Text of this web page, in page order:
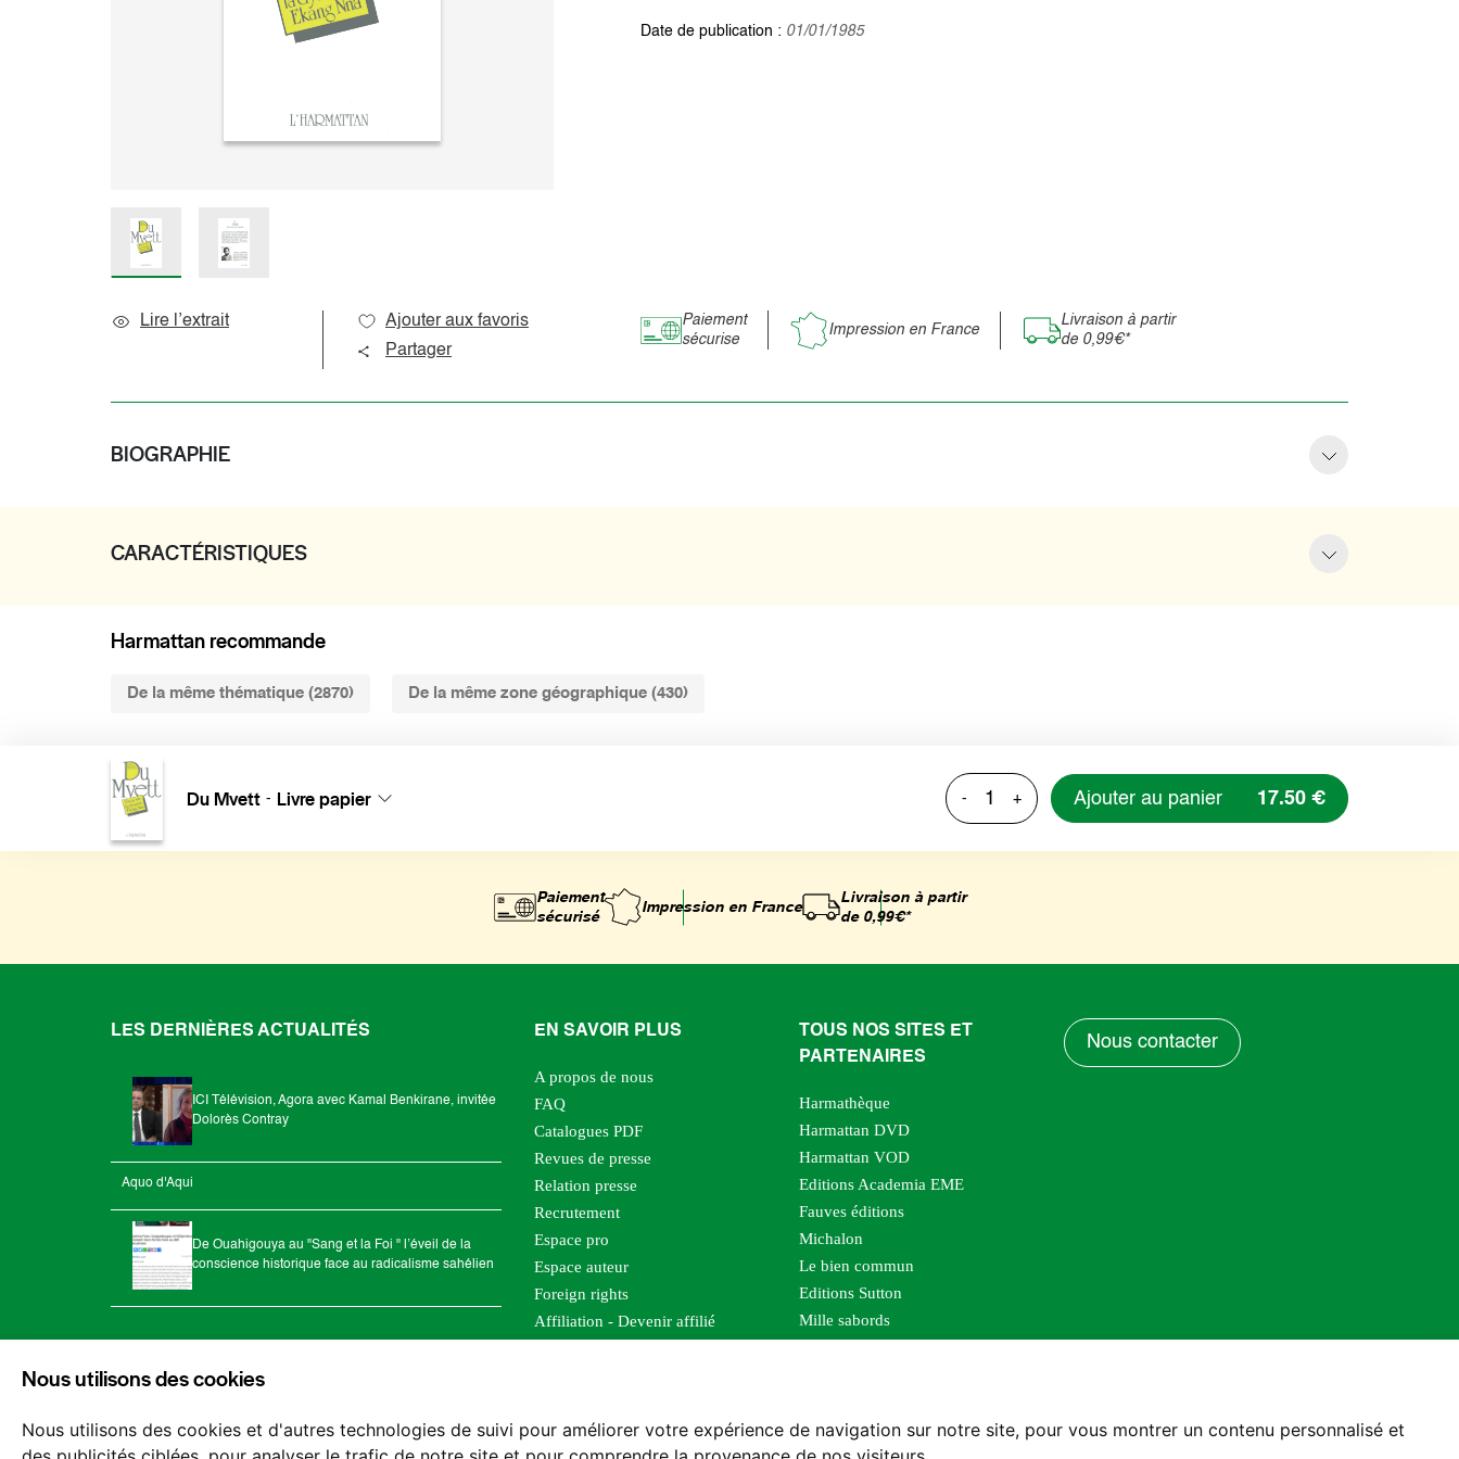
Nous utilisons des cookies
Nous utilisons des cookies et d'autres technologies de suivi pour améliorer votre expérience de navigation sur notre site, pour vous montrer un contenu personnalisé et
Sociologie et question de société
Date de publication : 01/01/1985
Lire l’extrait
Ajouter aux favoris
Partager
Paiement
sécurise
Impression en France
Livraison à partir
de 0,99€*
BIOGRAPHIE
CARACTÉRISTIQUES
Harmattan recommande
De la même thématique (2870) De la même zone géographique (430)
Du Mvett - Livre papier - + Ajouter au panier 17.50 €
Paiement
sécurisé
Impression en France
Livraison à partir
de 0,99€*
LES DERNIÈRES ACTUALITÉS
ICI Télévision, Agora avec Kamal Benkirane, invitée
Dolorès Contray
Aquo d'Aqui
De Ouahigouya au "Sang et la Foi " l’éveil de la
conscience historique face au radicalisme sahélien
EN SAVOIR PLUS
A propos de nous
FAQ
Catalogues PDF
Revues de presse
Relation presse
Recrutement
Espace pro
Espace auteur
Foreign rights
Affiliation - Devenir affilié
TOUS NOS SITES ET
PARTENAIRES
Harmathèque
Harmattan DVD
Harmattan VOD
Editions Academia EME
Fauves éditions
Michalon
Le bien commun
Editions Sutton
Mille sabords
Nos structures
Nous contacter